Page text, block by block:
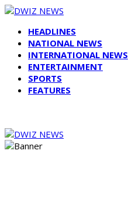
HEADLINES
NATIONAL NEWS
INTERNATIONAL NEWS
ENTERTAINMENT
SPORTS
FEATURES